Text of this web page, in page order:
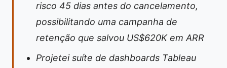
risco 45 dias antes do cancelamento,
possibilitando uma campanha de
retenção que salvou US$620K em ARR
Projetei suíte de dashboards Tableau